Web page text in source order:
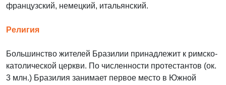
французский, немецкий, итальянский.
Религия
Большинство жителей Бразилии принадлежит к римско-
католической церкви. По численности протестантов (ок.
3 млн.) Бразилия занимает первое место в Южной